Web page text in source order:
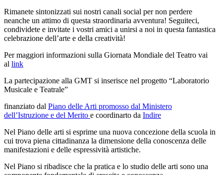
Rimanete sintonizzati sui nostri canali social per non perdere
neanche un attimo di questa straordinaria avventura! Seguiteci,
condividete e invitate i vostri amici a unirsi a noi in questa fantastica
celebrazione dell’arte e della creatività!
Per maggiori informazioni sulla Giornata Mondiale del Teatro vai
al link
La partecipazione alla GMT si inserisce nel progetto “Laboratorio
Musicale e Teatrale”
finanziato dal Piano delle Arti promosso dal Ministero
dell’Istruzione e del Merito e coordinarto da Indire
Nel Piano delle arti si esprime una nuova concezione della scuola in
cui trova piena cittadinanza la dimensione della conoscenza delle
manifestazioni e delle espressività artistiche.
Nel Piano si ribadisce che la pratica e lo studio delle arti sono una